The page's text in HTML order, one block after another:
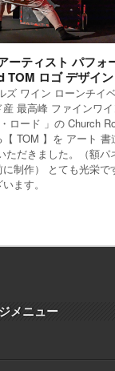
ーティスト パフォ
TOM ロゴ デザイン
ズ ワイン ローンチイ
産 最高峰 ファインワ
ロード 」の Church
TOM 】を アート 書
ただきました。（額パ
制作） とても光栄で
ます。
メニュー